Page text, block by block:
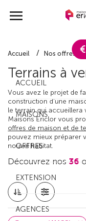
ACCUEIL
MAISONS
OFFRES
EXTENSION
AGENCES
Accueil Nos offres
Terrains à
Vous avez le projet de
construction d'une
le terrain qui accueillera
Maisons Ericlor vous
offres de maison et de
pouvez mieux préparer
nouvel habitat.
Découvrez nos 36